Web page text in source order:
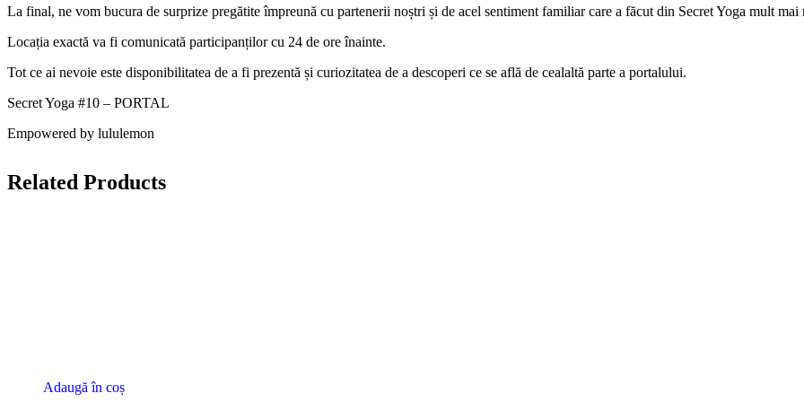
La final, ne vom bucura de surprize pregătite împreună cu partenerii noștri și de acel sentiment familiar care a făcut din Secret Yoga mult
Locația exactă va fi comunicată participanților cu 24 de ore înainte.
Tot ce ai nevoie este disponibilitatea de a fi prezentă și curiozitatea de a descoperi ce se află de cealaltă parte a portalului.
Secret Yoga #10 – PORTAL
Empowered by lululemon
Related Products
Adaugă în coș